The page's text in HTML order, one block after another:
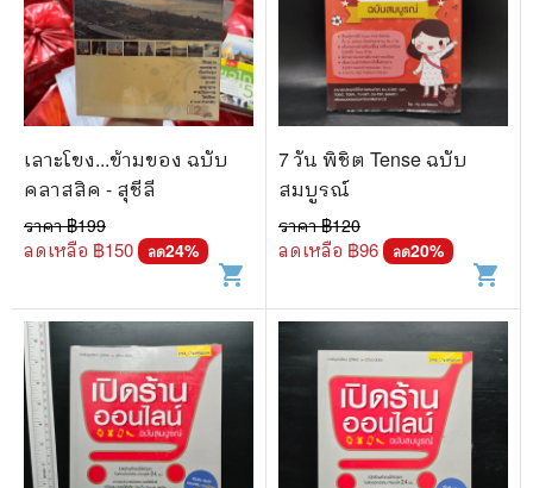
เลาะโขง...ข้ามของ ฉบับ
คลาสสิค - สุชีลี
ราคา ฿199
ลดเหลือ ฿150 ลด24%
shopping_cart
7 วัน พิชิต Tense ฉบับ
สมบูรณ์
ราคา ฿120
ลดเหลือ ฿96 ลด20%
shopping_cart